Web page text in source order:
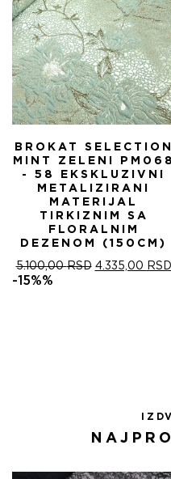
BROKAT SELECTION
MINT ZELENI PM068
- 58 EKSKLUZIVNI
METALIZIRANI
MATERIJAL
TIRKIZNIM SA
FLORALNIM
DEZENOM (150CM)
5.100,00RSD ОРИГИНАЛНА
4.335,00 RSD
-15%%